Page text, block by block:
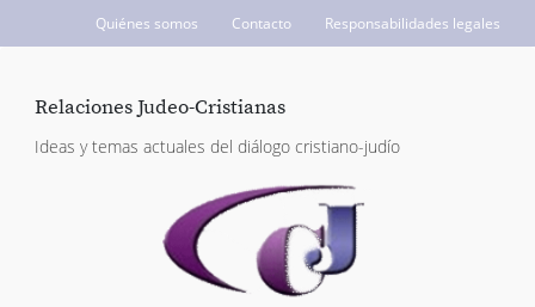
Quiénes somos Contacto Responsabilidades legales
Relaciones Judeo-Cristianas
Ideas y temas actuales del diálogo cristiano-judío